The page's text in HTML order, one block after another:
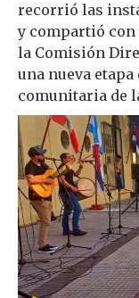
recorrió las
y compartió con
la Comisión
una nueva
comunitaria de